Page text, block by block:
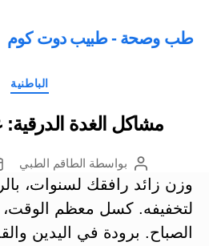
طب وصحة - طبيب دوت كوم
الباطنية
مشاكل الغدة الدرقية:
كاتب
المقالة
بواسطة الطاقم الطبي
وزن زائد رافقك لسنوات،
لتخفيفه. كسل معظم
الصباح. برودة في اليدين